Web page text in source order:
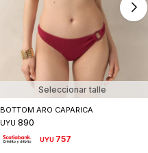
Seleccionar talle
BOTTOM ARO CAPARICA
UYU 890
UYU 757